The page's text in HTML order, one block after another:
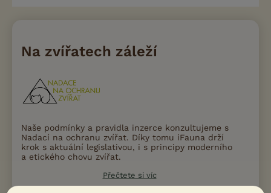
Na zvířatech záleží
Naše podmínky a pravidla inzerce konzultujeme s
Nadací na ochranu zvířat. Díky tomu iFauna drží
krok s aktuální legislativou, i s principy moderního
a etického chovu zvířat.
Přečtete si víc